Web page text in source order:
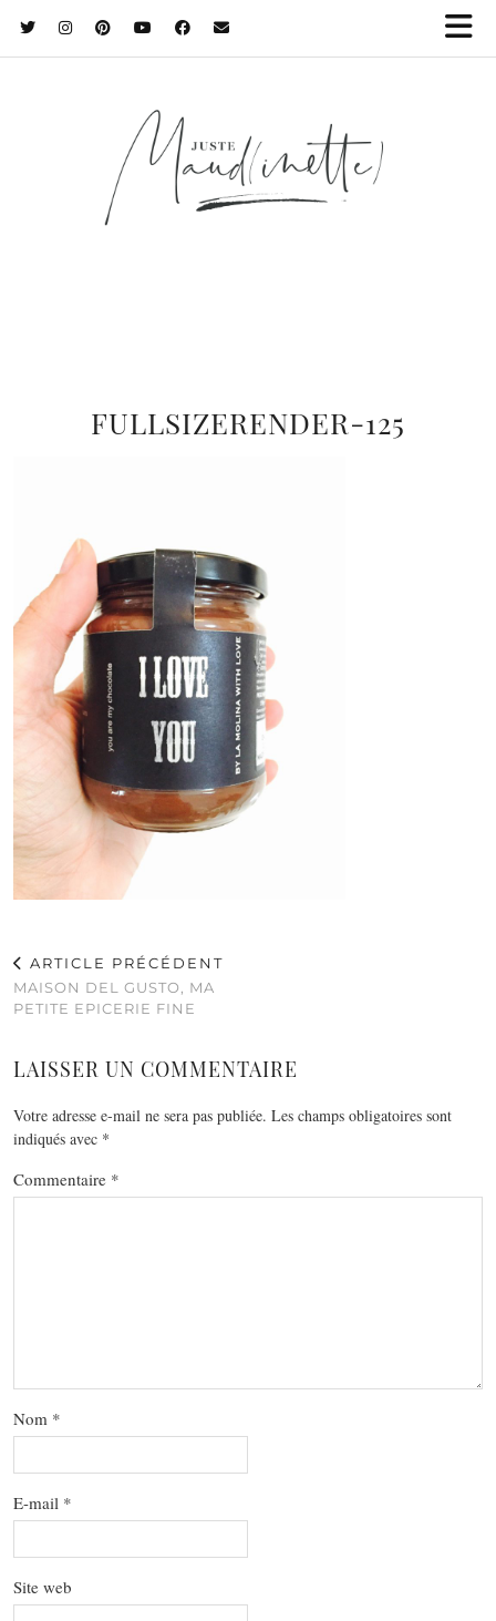
FULLSIZERENDER-125
ARTICLE PRÉCÉDENT
MAISON DEL GUSTO, MA
PETITE EPICERIE FINE
LAISSER UN COMMENTAIRE
Votre adresse e-mail ne sera pas publiée. Les champs obligatoires sont
indiqués avec *
Commentaire *
Nom *
E-mail *
Site web